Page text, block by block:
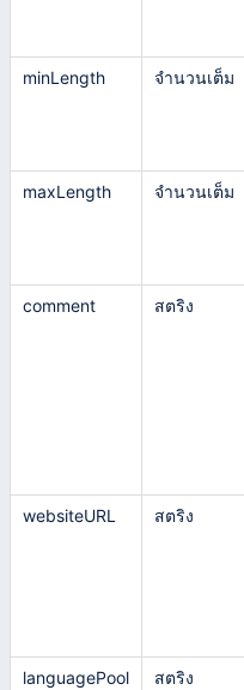
minLength จำนวนเต็ม
maxLength จำนวนเต็ม
comment สตริง
websiteURL สตริง
languagePool สตริง